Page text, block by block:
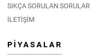
SIKÇA SORULAN SORULAR
İLETİŞİM
PİYASALAR